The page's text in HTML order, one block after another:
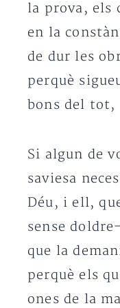
la prova, els
en la
de dur les
perquè
bons del tot,
Si algun de
saviesa
Déu, i ell,
sense
que la
perquè els
ones de la